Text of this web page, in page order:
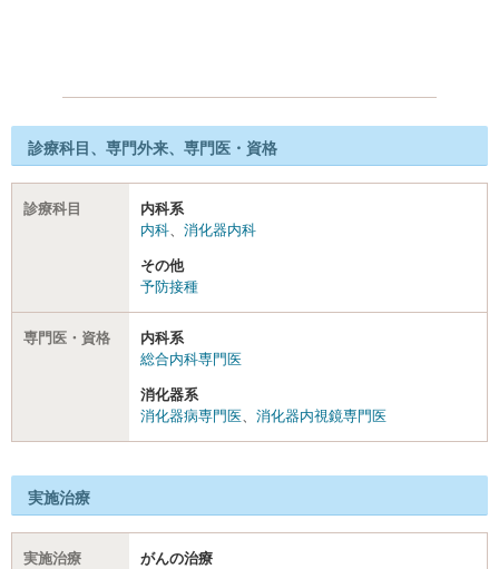
診療科目、専門外来、専門医・資格
診療科目
内科系
内科
消化器内科
その他
予防接種
専門医・資格
内科系
総合内科専門医
消化器系
消化器病専門医
消化器内視鏡専門医
実施治療
実施治療
がんの治療